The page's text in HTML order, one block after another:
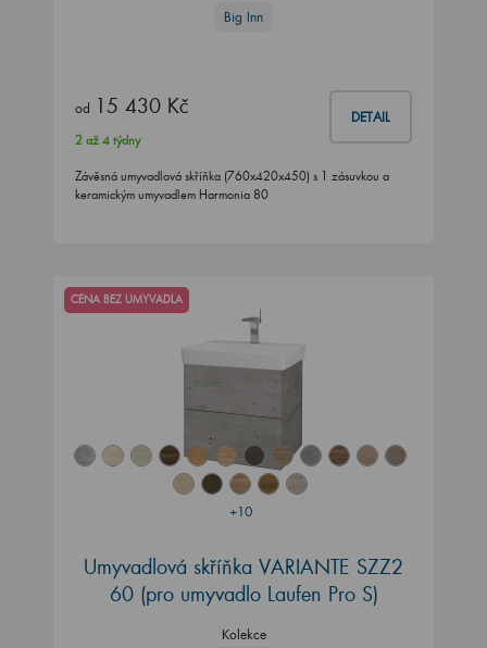
Big Inn
od 15 430 Kč DETAIL
2 až 4 týdny
Závěsná umyvadlová skříňka (760x420x450) s 1 zásuvkou a
keramickým umyvadlem Harmonia 80
+10
CENA BEZ UMYVADLA
Umyvadlová skříňka VARIANTE SZZ2
60 (pro umyvadlo Laufen Pro S)
Kolekce